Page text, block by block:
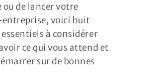
ou de lancer votre
voici huit
à considérer
ce qui vous attend et
sur de bonnes